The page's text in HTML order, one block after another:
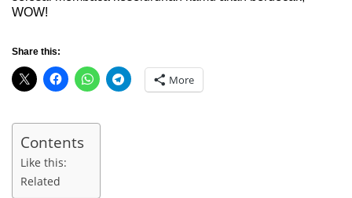
WOW!
Share this:
More
Contents
Like this:
Related